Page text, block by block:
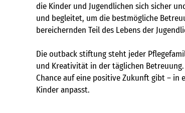
die Kinder und Jugendlichen sich sicher
und begleitet, um die bestmögliche
bereichernden Teil des Lebens der
Die outback stiftung steht jeder
und Kreativität in der täglichen
Chance auf eine positive Zukunft gibt – in
Kinder anpasst.